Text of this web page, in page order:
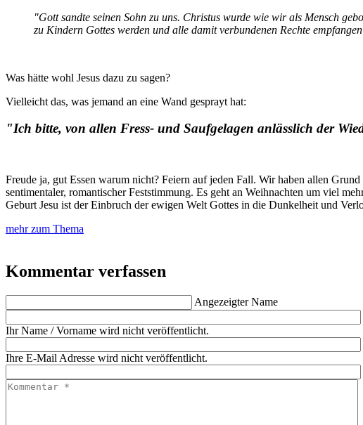
"Gott sandte seinen Sohn zu uns. Christus wurde wie wir als Mensch
zu Kindern Gottes werden und alle damit verbundenen Rechte
Was hätte wohl Jesus dazu zu sagen?
Vielleicht das, was jemand an eine Wand gesprayt hat:
"Ich bitte, von allen Fress- und Saufgelagen anlässlich der
Freude ja, gut Essen warum nicht? Feiern auf jeden Fall. Wir haben allen
sentimentaler, romantischer Feststimmung. Es geht an Weihnachten um viel
Geburt Jesu ist der Einbruch der ewigen Welt Gottes in die Dunkelheit und
mehr zum Thema
Kommentar verfassen
Angezeigter Name
Ihr Name / Vorname wird nicht veröffentlicht.
Ihre E-Mail Adresse wird nicht veröffentlicht.